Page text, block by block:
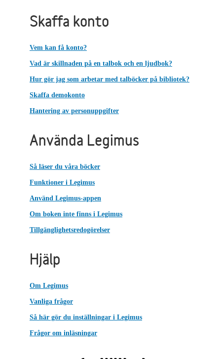
Skaffa konto
Vem kan få konto?
Vad är skillnaden på en talbok och en ljudbok?
Hur gör jag som arbetar med talböcker på bibliotek?
Skaffa demokonto
Hantering av personuppgifter
Använda Legimus
Så läser du våra böcker
Funktioner i Legimus
Använd Legimus-appen
Om boken inte finns i Legimus
Tillgänglighetsredogörelser
Hjälp
Om Legimus
Vanliga frågor
Så här gör du inställningar i Legimus
Frågor om inläsningar